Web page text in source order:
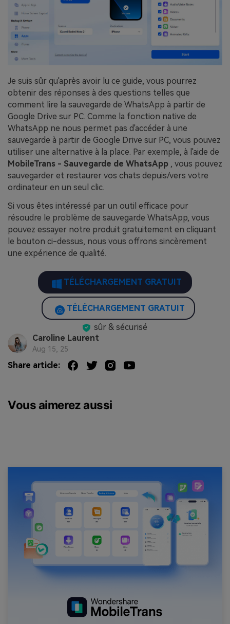
Je suis sûr qu'après avoir lu ce guide, vous pourrez
obtenir des réponses à des questions telles que
comment lire la sauvegarde de WhatsApp à partir de
Google Drive sur PC. Comme la fonction native de
WhatsApp ne nous permet pas d'accéder à une
sauvegarde à partir de Google Drive sur PC, vous pouvez
utiliser une alternative à la place. Par exemple, à l'aide de
MobileTrans - Sauvegarde de WhatsApp , vous pouvez
sauvegarder et restaurer vos chats depuis/vers votre
ordinateur en un seul clic.
Si vous êtes intéressé par un outil efficace pour
résoudre le problème de sauvegarde WhatsApp, vous
pouvez essayer notre produit gratuitement en cliquant
le bouton ci-dessus, nous vous offrons sincèrement
une expérience de qualité.
TÉLÉCHARGEMENT GRATUIT
TÉLÉCHARGEMENT GRATUIT
sûr & sécurisé
Caroline Laurent
Aug 15, 25
Share article:
Vous aimerez aussi